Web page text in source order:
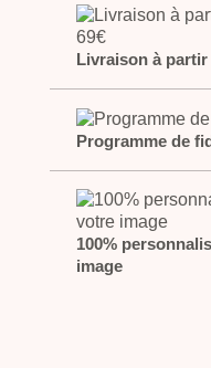
Livraison à partir
Programme de
100%
image